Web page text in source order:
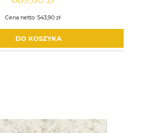
Cena netto: 543,90 zł
DO KOSZYKA